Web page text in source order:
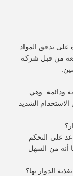
على تدفق المواد
من قبل شركة
ودائمة. وهي
الشديد
على التحكم
أنه من السهل
الدوار بها؟